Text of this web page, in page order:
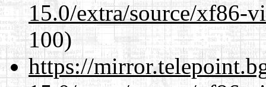
15.0/extra/source/xf86-
100)
https://